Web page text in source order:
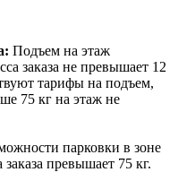
Подъем на этаж
заказа не превышает 12
тарифы на подъем,
75 кг на этаж не
парковки в зоне
превышает 75 кг.